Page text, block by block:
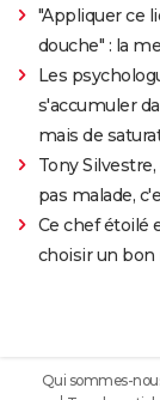
"Appliquer ce
douche" : la
Les
s'accumuler
mais de
Tony
pas malade,
Ce chef étoilé
choisir un
Qui sommes-